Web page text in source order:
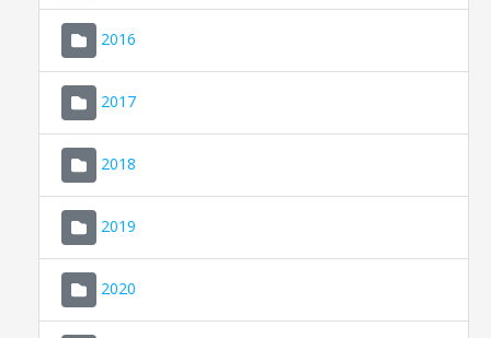
2016
2017
2018
2019
2020